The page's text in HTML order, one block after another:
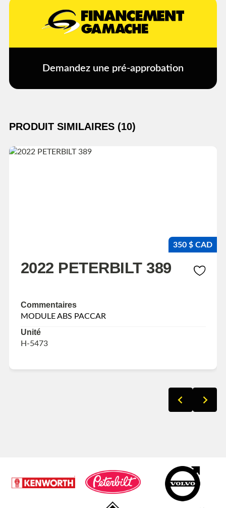
Demandez une pré-approbation
PRODUIT SIMILAIRES (10)
350 $ CAD
2022 PETERBILT 389
Commentaires
MODULE ABS PACCAR
Unité
H-5473